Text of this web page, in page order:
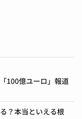
100億ユーロ」報道
？本当といえる根